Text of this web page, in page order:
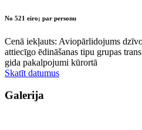
No 521 eiro; par personu
Cenā iekļauts: Aviopārlidojums
attiecīgo ēdināšanas tipu grupas
gida pakalpojumi kūrortā
Skatīt datumus
Galerija